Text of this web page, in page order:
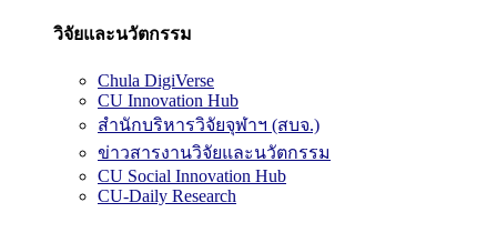
วิจัยและนวัตกรรม
Chula DigiVerse
CU Innovation Hub
สำนักบริหารวิจัยจุฬาฯ (สบจ.)
ข่าวสารงานวิจัยและนวัตกรรม
CU Social Innovation Hub
CU-Daily Research